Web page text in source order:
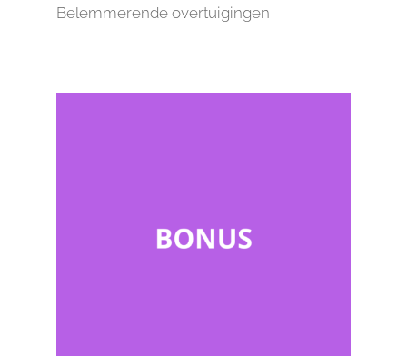
Belemmerende overtuigingen